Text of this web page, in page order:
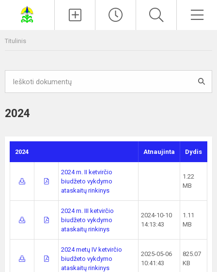
Titulinis
2024
2024 Atnaujinta Dydis
2024 m. II ketvirčio
biudžeto vykdymo
ataskaitų rinkinys
1.22
MB
2024 m. III ketvirčio
biudžeto vykdymo
ataskaitų rinkinys
2024-10-10
14:13:43
1.11
MB
2024 metų IV ketvirčio
biudžeto vykdymo
ataskaitų rinkinys
2025-05-06
10:41:43
825.07
KB